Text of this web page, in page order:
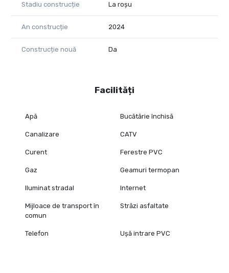
Stadiu construcție La roșu
An construcție 2024
Construcție nouă Da
Facilități
Apă Bucătărie închisă
Canalizare CATV
Curent Ferestre PVC
Gaz Geamuri termopan
Iluminat stradal Internet
Mijloace de transport în
comun
Străzi asfaltate
Telefon Ușă intrare PVC